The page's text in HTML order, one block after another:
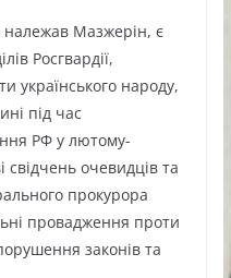
належав Мазжерін, є
Росгвардії,
українського народу,
під час
РФ у лютому-
свідчень очевидців та
прокурора
провадження проти
законів та